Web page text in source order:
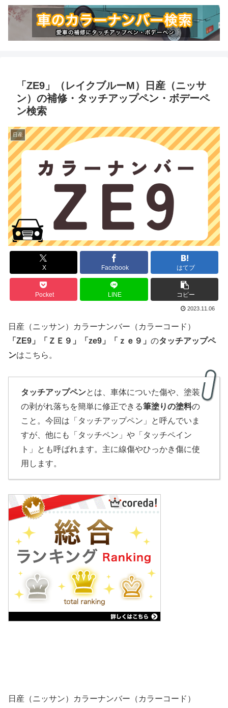
「ZE9」（レイクブルーM）日産（ニッサ
ン）の補修・タッチアップペン・ボデーペ
ン検索
日産
X Facebook はてブ
Pocket LINE コピー
2023.11.06
日産（ニッサン）カラーナンバー（カラーコード）
「 ZE9 」 「 ＺＥ９」「ze9」「ｚｅ９」 のタッチアップペ
ンはこちら。
タッチアップペンとは、車体についた傷や、塗装
の剥がれ落ちを簡単に修正できる筆塗りの塗料の
こと。今回は「タッチアップペン」と呼んでいま
すが、他にも「タッチペン」や「タッチペイン
ト」とも呼ばれます。主に線傷やひっかき傷に使
用します。
日産（ニッサン）カラーナンバー（カラーコード）